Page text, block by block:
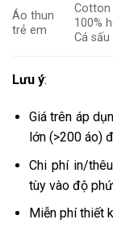
Áo thun
trẻ em
Cotton
100%
Cá sấu
Lưu ý:
Giá trên áp
lớn (>200 áo)
Chi phí in/
tùy vào độ
Miễn phí thiết